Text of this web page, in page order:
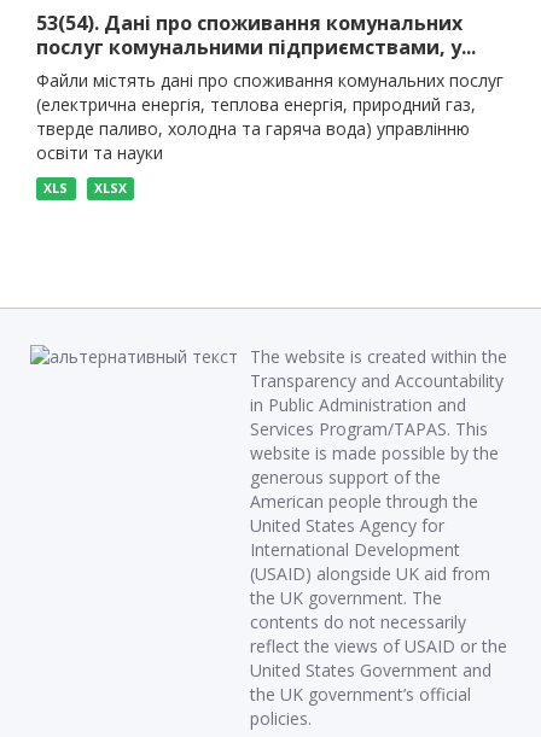
53(54). Дані про споживання комунальних
послуг комунальними підприємствами, у...
Файли містять дані про споживання комунальних послуг
(електрична енергія, теплова енергія, природний газ,
тверде паливо, холодна та гаряча вода) управлінню
освіти та науки
XLS XLSX
The website is created within the
Transparency and Accountability
in Public Administration and
Services Program/TAPAS. This
website is made possible by the
generous support of the
American people through the
United States Agency for
International Development
(USAID) alongside UK aid from
the UK government. The
contents do not necessarily
reflect the views of USAID or the
United States Government and
the UK government’s official
policies.